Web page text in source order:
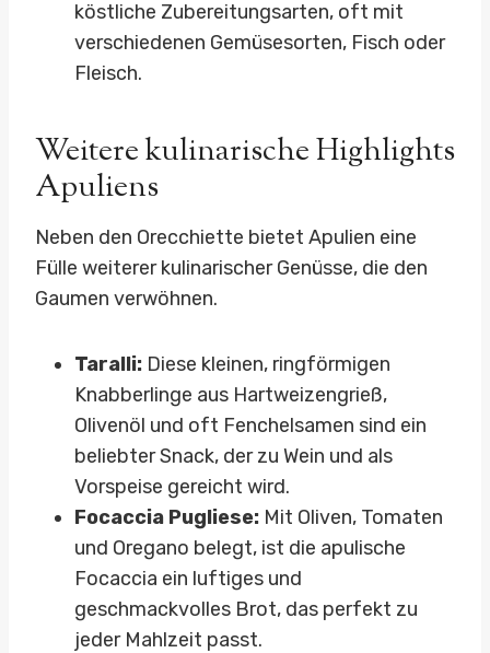
köstliche Zubereitungsarten, oft mit
verschiedenen Gemüsesorten, Fisch oder
Fleisch.
Weitere kulinarische Highlights
Apuliens
Neben den Orecchiette bietet Apulien eine
Fülle weiterer kulinarischer Genüsse, die den
Gaumen verwöhnen.
Taralli: Diese kleinen, ringförmigen
Knabberlinge aus Hartweizengrieß,
Olivenöl und oft Fenchelsamen sind ein
beliebter Snack, der zu Wein und als
Vorspeise gereicht wird.
Focaccia Pugliese: Mit Oliven, Tomaten
und Oregano belegt, ist die apulische
Focaccia ein luftiges und
geschmackvolles Brot, das perfekt zu
jeder Mahlzeit passt.